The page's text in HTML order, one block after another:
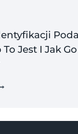
To Jest I Jak Go